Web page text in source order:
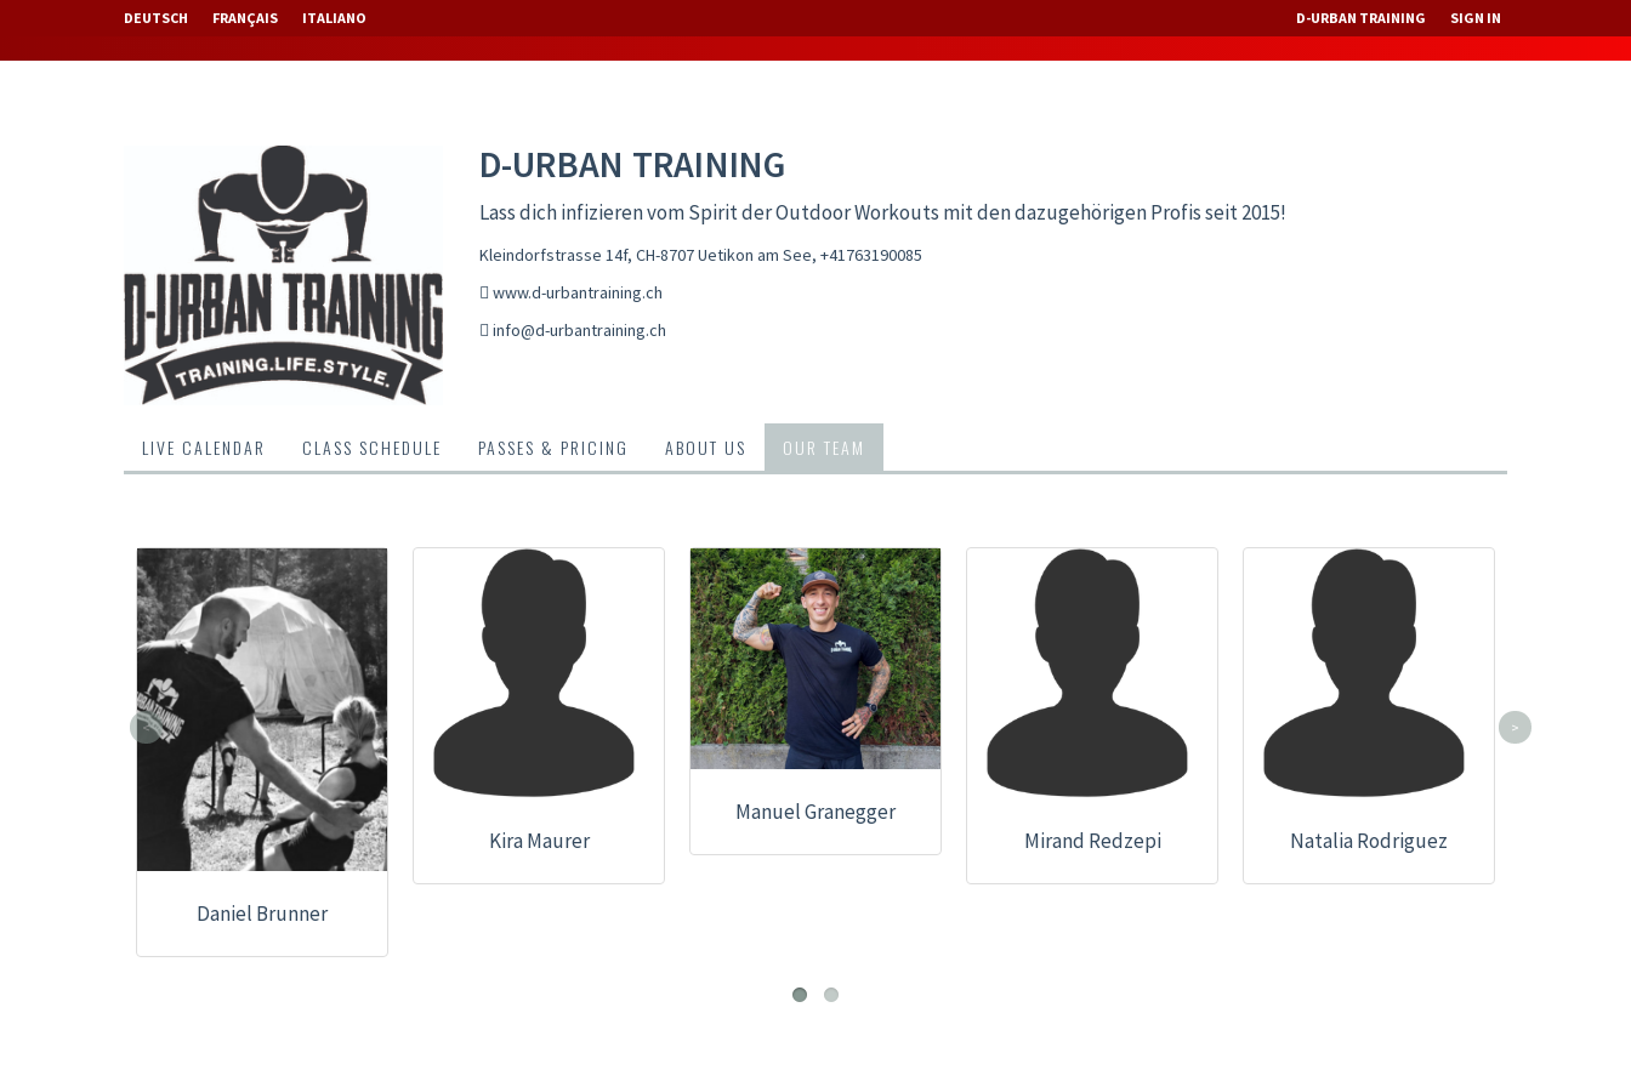
DEUTSCH FRANÇAIS ITALIANO D-URBAN TRAINING SIGN IN
D-URBAN TRAINING
Lass dich infizieren vom Spirit der Outdoor Workouts mit den dazugehörigen Profis seit 2015!
Kleindorfstrasse 14f, CH-8707 Uetikon am See, +41763190085
www.d-urbantraining.ch
info@d-urbantraining.ch
LIVE CALENDAR CLASS SCHEDULE PASSES & PRICING ABOUT US OUR TEAM
Daniel Brunner
Kira Maurer
Manuel Granegger
Mirand Redzepi
Natalia Rodriguez
< >